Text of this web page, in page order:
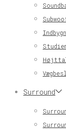
Surround